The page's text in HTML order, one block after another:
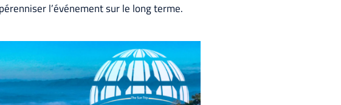
l’événement sur le long terme.